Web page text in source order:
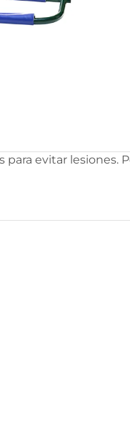
para evitar